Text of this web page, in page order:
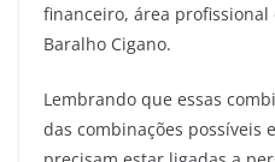
financeiro, área profissional
Baralho Cigano.
Lembrando que essas
das combinações possíveis